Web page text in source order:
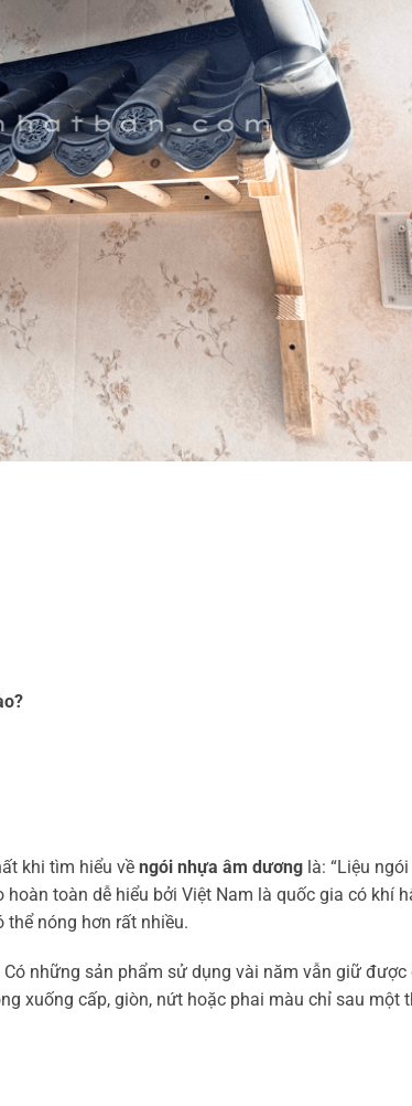
khi tìm hiểu về ngói nhựa âm dương là: “Liệu
toàn dễ hiểu bởi Việt Nam là quốc gia có khí
thể nóng hơn rất nhiều.
những sản phẩm sử dụng vài năm vẫn giữ được
xuống cấp, giòn, nứt hoặc phai màu chỉ sau một